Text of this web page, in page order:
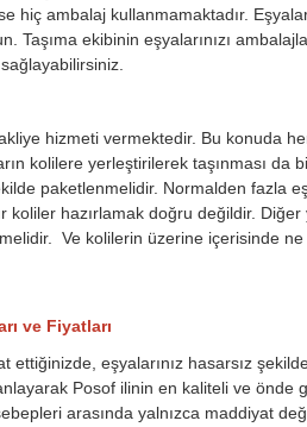
ambalaj kullanmamaktadır.
ekibinin eşyalarınızı
hizmeti vermektedir. Bu konuda
kolilere yerleştirilerek taşınması da
paketlenmelidir. Normalden fazla
koliler hazırlamak doğru değildir.
Ve kolilerin üzerine içerisinde ne
ve Fiyatları
ettiğinizde, eşyalarınız hasarsız
Posof ilinin en kaliteli ve önde
arasında yalnızca maddiyat